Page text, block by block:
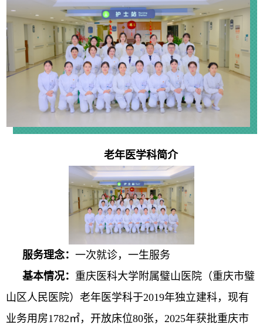
老年医学科简介
服务理念： 一次就诊，一生服务
基本情况： 重庆医科大学附属璧山医院（重庆市璧
山区人民医院） 老年医学科于2019年独立建科，现有
业务用房1782㎡，开放床位80张， 2025年获批重庆市